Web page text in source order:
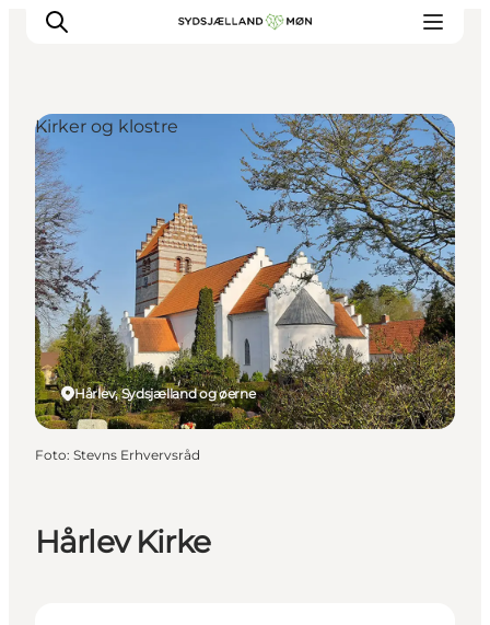
Oplev
Byer og steder
Events
Spis
Overnat
Planlæg din tur
Hårlev Kirke
Hårlev, Sydsjælland og øerne
Kirker og klostre
Foto: Stevns Erhvervsråd